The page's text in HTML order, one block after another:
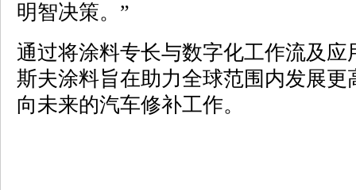
明智决策。”
通过将涂料专长与数字化工作流及
斯夫涂料旨在助力全球范围内发展
向未来的汽车修补工作。